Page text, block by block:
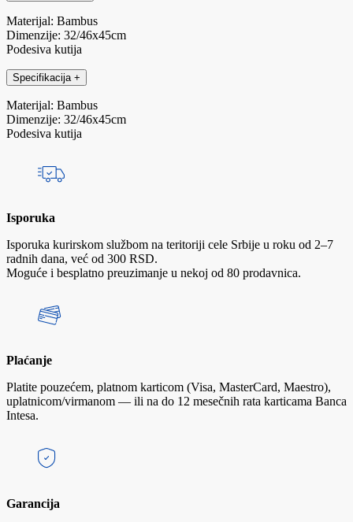
Materijal: Bambus
Dimenzije: 32/46x45cm
Podesiva kutija
Specifikacija +
Materijal: Bambus
Dimenzije: 32/46x45cm
Podesiva kutija
Isporuka
Isporuka kurirskom službom na teritoriji cele Srbije u roku od 2–7
radnih dana, već od 300 RSD.
Moguće i besplatno preuzimanje u nekoj od 80 prodavnica.
Plaćanje
Platite pouzećem, platnom karticom (Visa, MasterCard, Maestro),
uplatnicom/virmanom — ili na do 12 mesečnih rata karticama Banca
Intesa.
Garancija